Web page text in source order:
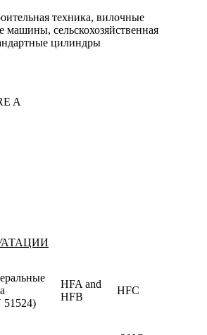
техника, вилочные
машины, сельскохозяйственная
цилиндры
A
51524)
HFA and
HFB
HFC